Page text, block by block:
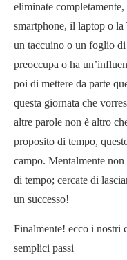
eliminate
smartphone, il laptop o la
un taccuino o un foglio
preoccupa o ha
poi di mettere da parte
questa giornata che
altre parole non è altro
proposito di tempo,
campo. Mentalmente
di tempo; cercate di
un successo!
Finalmente! ecco i nostri
semplici passi